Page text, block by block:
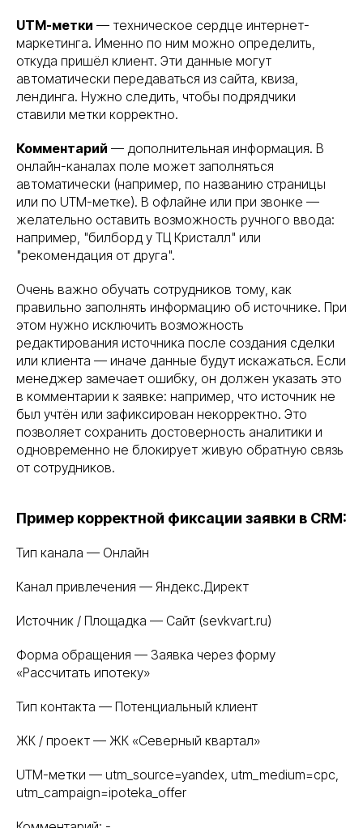
UTM-метки — техническое сердце интернет-
маркетинга. Именно по ним можно определить,
откуда пришёл клиент. Эти данные могут
автоматически передаваться из сайта, квиза,
лендинга. Нужно следить, чтобы подрядчики
ставили метки корректно.
Комментарий — дополнительная информация. В
онлайн-каналах поле может заполняться
автоматически (например, по названию страницы
или по UTM-метке). В офлайне или при звонке —
желательно оставить возможность ручного ввода:
например, "билборд у ТЦ Кристалл" или
"рекомендация от друга".
Очень важно обучать сотрудников тому, как
правильно заполнять информацию об источнике. При
этом нужно исключить возможность
редактирования источника после создания сделки
или клиента — иначе данные будут искажаться. Если
менеджер замечает ошибку, он должен указать это
в комментарии к заявке: например, что источник не
был учтён или зафиксирован некорректно. Это
позволяет сохранить достоверность аналитики и
одновременно не блокирует живую обратную связь
от сотрудников.
Пример корректной фиксации заявки в CRM:
Тип канала — Онлайн
Канал привлечения — Яндекс.Директ
Источник / Площадка — Сайт (sevkvart.ru)
Форма обращения — Заявка через форму
«Рассчитать ипотеку»
Тип контакта — Потенциальный клиент
ЖК / проект — ЖК «Северный квартал»
UTM-метки — utm_source=yandex, utm_medium=cpc,
utm_campaign=ipoteka_offer